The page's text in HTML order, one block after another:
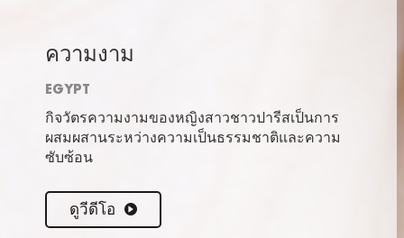
ความงาม
EGYPT
กิจวัตรความงามของหญิงสาวชาวปารีสเป็นการ
ผสมผสานระหว่างความเป็นธรรมชาติและความ
ซับซ้อน
ดูวีดีโอ